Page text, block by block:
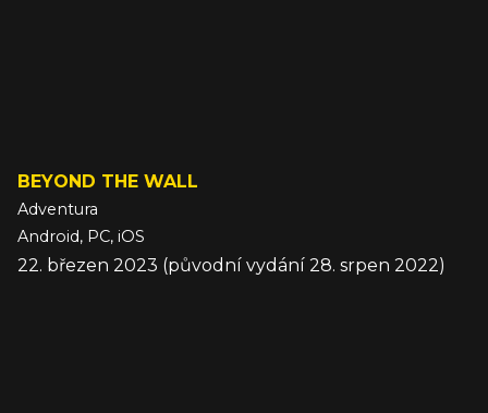
BEYOND THE WALL
Adventura
Android, PC, iOS
22. březen 2023 (původní vydání 28. srpen 2022)